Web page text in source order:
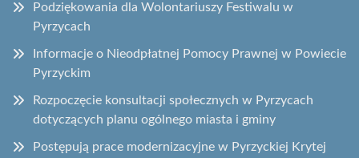
Podziękowania dla Wolontariuszy Festiwalu w
Pyrzycach
Informacje o Nieodpłatnej Pomocy Prawnej w Powiecie
Pyrzyckim
Rozpoczęcie konsultacji społecznych w Pyrzycach
dotyczących planu ogólnego miasta i gminy
Postępują prace modernizacyjne w Pyrzyckiej Krytej